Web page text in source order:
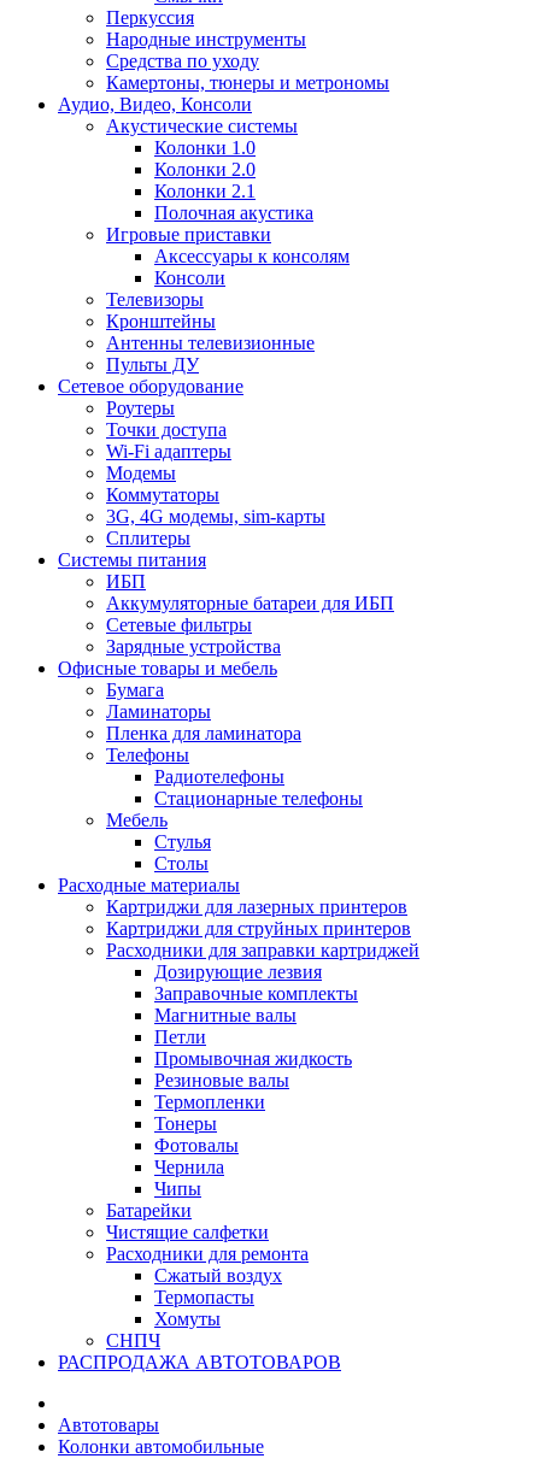
Перкуссия
Народные инструменты
Средства по уходу
Камертоны, тюнеры и метрономы
Аудио, Видео, Консоли
Акустические системы
Колонки 1.0
Колонки 2.0
Колонки 2.1
Полочная акустика
Игровые приставки
Аксессуары к консолям
Консоли
Телевизоры
Кронштейны
Антенны телевизионные
Пульты ДУ
Сетевое оборудование
Роутеры
Точки доступа
Wi-Fi адаптеры
Модемы
Коммутаторы
3G, 4G модемы, sim-карты
Сплитеры
Системы питания
ИБП
Аккумуляторные батареи для ИБП
Сетевые фильтры
Зарядные устройства
Офисные товары и мебель
Бумага
Ламинаторы
Пленка для ламинатора
Телефоны
Радиотелефоны
Стационарные телефоны
Мебель
Стулья
Столы
Расходные материалы
Картриджи для лазерных принтеров
Картриджи для струйных принтеров
Расходники для заправки картриджей
Дозирующие лезвия
Заправочные комплекты
Магнитные валы
Петли
Промывочная жидкость
Резиновые валы
Термопленки
Тонеры
Фотовалы
Чернила
Чипы
Батарейки
Чистящие салфетки
Расходники для ремонта
Сжатый воздух
Термопасты
Хомуты
СНПЧ
РАСПРОДАЖА АВТОТОВАРОВ
Автотовары
Колонки автомобильные